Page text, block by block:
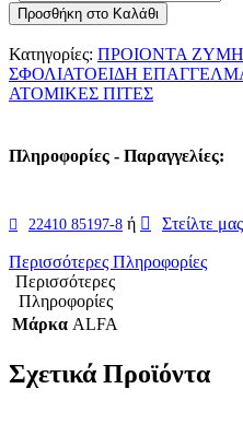
Προσθήκη στο Καλάθι
Κατηγορίες: ΠΡΟΙΟΝΤΑ
ΣΦΟΛΙΑΤΟΕΙΔΗ
ΑΤΟΜΙΚΕΣ ΠΙΤΕΣ
Πληροφορίες - Παραγγελίες:
22410 85197-8 ή Στείλτε
Περισσότερες Πληροφορίες
Περισσότερες
Πληροφορίες
Μάρκα ALFA
Σχετικά Προϊόντα